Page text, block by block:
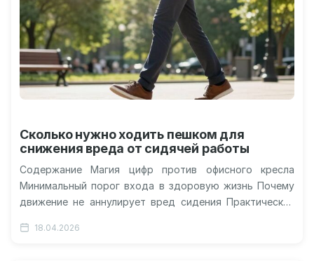
Сколько нужно ходить пешком для
снижения вреда от сидячей работы
Содержание Магия цифр против офисного кресла
Минимальный порог входа в здоровую жизнь Почему
движение не аннулирует вред сидения Практическая
18.04.2026